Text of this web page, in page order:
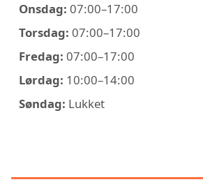
Onsdag: 07:00–17:00
Torsdag: 07:00–17:00
Fredag: 07:00–17:00
Lørdag: 10:00–14:00
Søndag: Lukket